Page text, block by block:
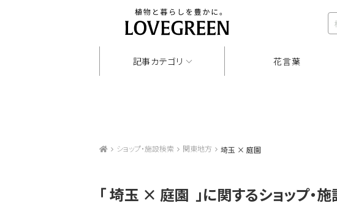
記事カテゴリ 花言葉
ショップ・施設検索 関東地方 埼玉 × 庭園
「埼玉 × 庭園 」に関するショップ・